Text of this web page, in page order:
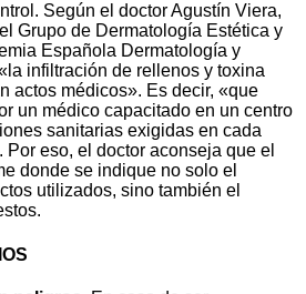
Según el doctor Agustín Viera,
Grupo de Dermatología Estética y
Española Dermatología y
infiltración de rellenos y toxina
actos médicos». Es decir, «que
un médico capacitado en un centro
sanitarias exigidas en cada
eso, el doctor aconseja que el
donde se indique no solo el
utilizados, sino también el